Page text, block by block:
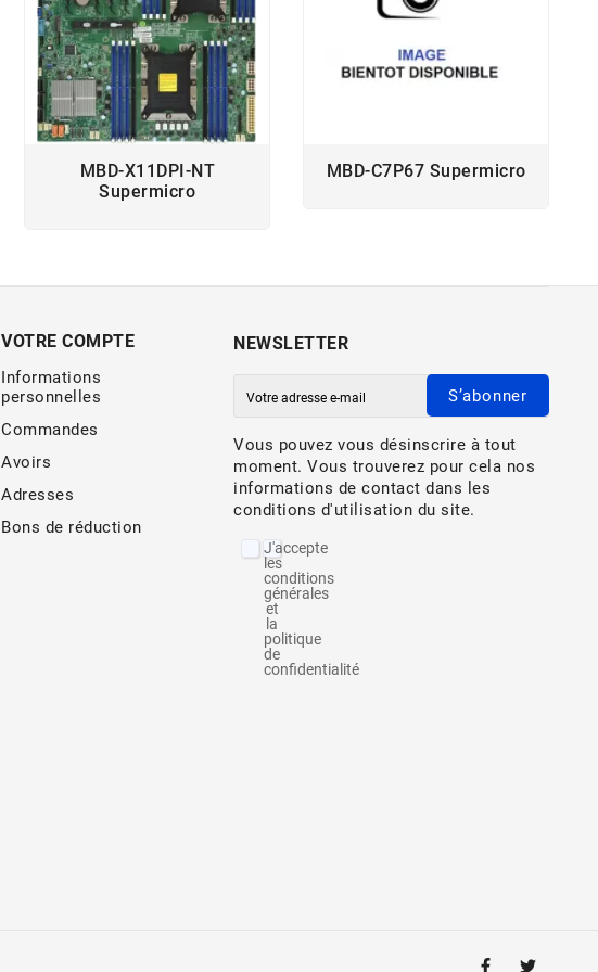
MBD-X11DPI-NT
Supermicro
MBD-C7P67 Supermicro
VOTRE COMPTE
Informations
personnelles
Commandes
Avoirs
Adresses
Bons de réduction
NEWSLETTER
S’abonner
Vous pouvez vous désinscrire à tout
moment. Vous trouverez pour cela nos
informations de contact dans les
conditions d'utilisation du site.
J'accepte
les
conditions
générales
et
la
politique
de
confidentialité